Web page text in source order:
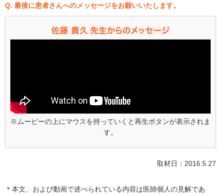
Q. 最後に患者さんへのメッセージをお願いいたします。
※ムービーの上にマウスを持っていくと再生ボタンが表示されま
す。
取材日：2016.5.27
＊本文、および動画で述べられている内容は医師個人の見解であ